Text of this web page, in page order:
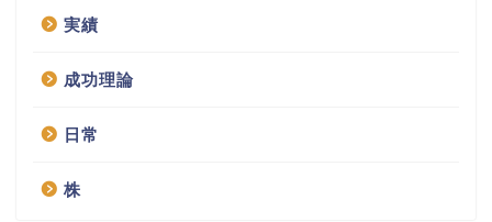
実績
成功理論
日常
株